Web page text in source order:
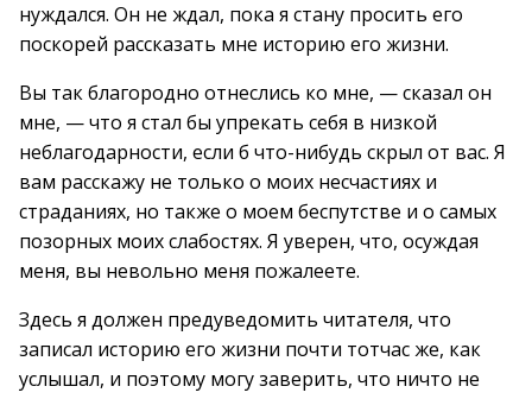
нуждался. Он не ждал, пока я стану просить его
поскорей рассказать мне историю его жизни.
Вы так благородно отнеслись ко мне, — сказал он
мне, — что я стал бы упрекать себя в низкой
неблагодарности, если б что-нибудь скрыл от вас. Я
вам расскажу не только о моих несчастиях и
страданиях, но также о моем беспутстве и о самых
позорных моих слабостях. Я уверен, что, осуждая
меня, вы невольно меня пожалеете.
Здесь я должен предуведомить читателя, что
записал историю его жизни почти тотчас же, как
услышал, и поэтому могу заверить, что ничто не